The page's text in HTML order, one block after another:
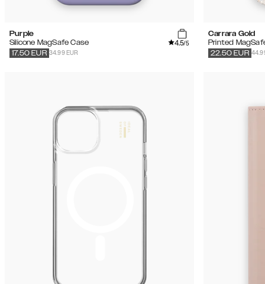
Purple
Silicone MagSafe Case
4.5/5
34.99 EUR
17.50 EUR
Carrara Gold
Printed
22.50 EUR